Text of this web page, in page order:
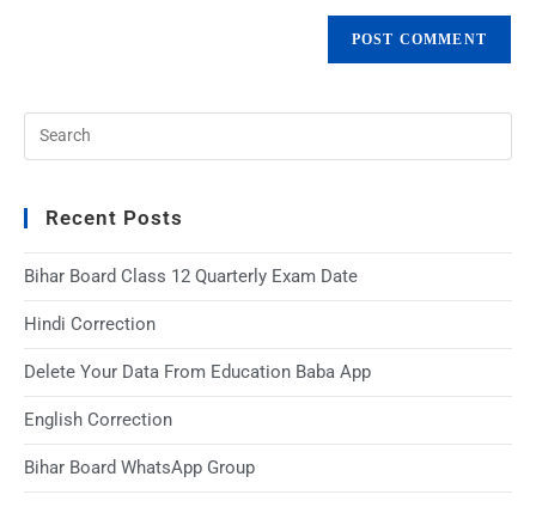
Recent Posts
Bihar Board Class 12 Quarterly Exam Date
Hindi Correction
Delete Your Data From Education Baba App
English Correction
Bihar Board WhatsApp Group